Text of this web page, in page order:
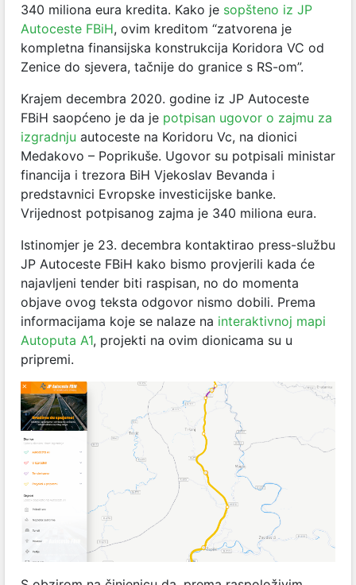
340 miliona eura kredita. Kako je sopšteno iz JP
Autoceste FBiH, ovim kreditom “zatvorena je
kompletna finansijska konstrukcija Koridora VC od
Zenice do sjevera, tačnije do granice s RS-om”.
Krajem decembra 2020. godine iz JP Autoceste
FBiH saopćeno je da je potpisan ugovor o zajmu za
izgradnju autoceste na Koridoru Vc, na dionici
Medakovo – Poprikuše. Ugovor su potpisali ministar
financija i trezora BiH Vjekoslav Bevanda i
predstavnici Evropske investicijske banke.
Vrijednost potpisanog zajma je 340 miliona eura.
Istinomjer je 23. decembra kontaktirao press-službu
JP Autoceste FBiH kako bismo provjerili kada će
najavljeni tender biti raspisan, no do momenta
objave ovog teksta odgovor nismo dobili. Prema
informacijama koje se nalaze na interaktivnoj mapi
Autoputa A1, projekti na ovim dionicama su u
pripremi.